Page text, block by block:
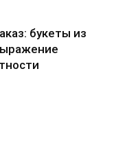
букеты из